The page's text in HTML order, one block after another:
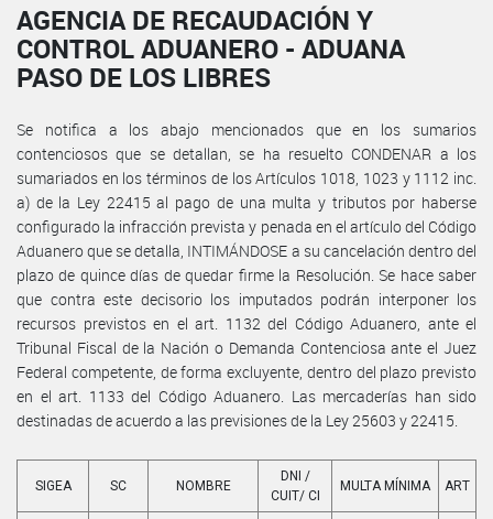
AGENCIA DE RECAUDACIÓN Y
CONTROL ADUANERO - ADUANA
PASO DE LOS LIBRES
Se notifica a los abajo mencionados que en los sumarios
contenciosos que se detallan, se ha resuelto CONDENAR a los
sumariados en los términos de los Artículos 1018, 1023 y 1112 inc.
a) de la Ley 22415 al pago de una multa y tributos por haberse
configurado la infracción prevista y penada en el artículo del Código
Aduanero que se detalla, INTIMÁNDOSE a su cancelación dentro del
plazo de quince días de quedar firme la Resolución. Se hace saber
que contra este decisorio los imputados podrán interponer los
recursos previstos en el art. 1132 del Código Aduanero, ante el
Tribunal Fiscal de la Nación o Demanda Contenciosa ante el Juez
Federal competente, de forma excluyente, dentro del plazo previsto
en el art. 1133 del Código Aduanero. Las mercaderías han sido
destinadas de acuerdo a las previsiones de la Ley 25603 y 22415.
SIGEA SC NOMBRE
DNI /
CUIT/ CI
MULTA MÍNIMA ART